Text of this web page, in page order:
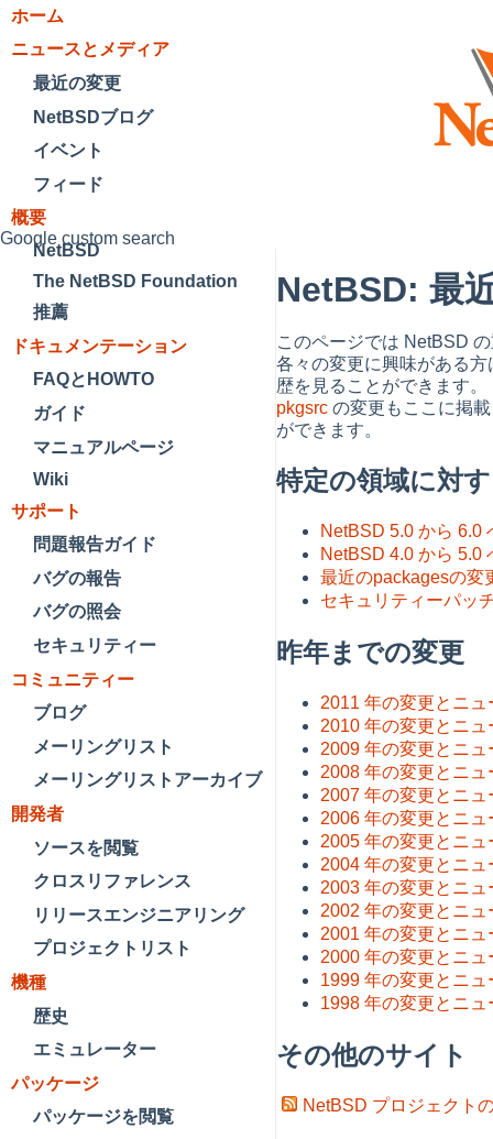
Google custom search
ホーム
ニュースとメディア
最近の変更
NetBSDブログ
イベント
フィード
概要
NetBSD
The NetBSD Foundation
推薦
ドキュメンテーション
FAQとHOWTO
ガイド
マニュアルページ
Wiki
サポート
問題報告ガイド
バグの報告
バグの照会
セキュリティー
コミュニティー
ブログ
メーリングリスト
メーリングリストアーカイブ
開発者
ソースを閲覧
クロスリファレンス
リリースエンジニアリング
プロジェクトリスト
機種
歴史
エミュレーター
パッケージ
パッケージを閲覧
NetBSD: 最
このページでは NetBSD
各々の変更に興味がある
歴を見ることができます
pkgsrc の変更もここに掲
ができます。
特定の領域に対
NetBSD 5.0 から 6.0
NetBSD 4.0 から 5.0
最近のpackagesの変
セキュリティーパッ
昨年までの変更
2011 年の変更とニュ
2010 年の変更とニュ
2009 年の変更とニュ
2008 年の変更とニュ
2007 年の変更とニュ
2006 年の変更とニュ
2005 年の変更とニュ
2004 年の変更とニュ
2003 年の変更とニュ
2002 年の変更とニュ
2001 年の変更とニュ
2000 年の変更とニュ
1999 年の変更とニュ
1998 年の変更とニュ
その他のサイト
NetBSD プロジェクト